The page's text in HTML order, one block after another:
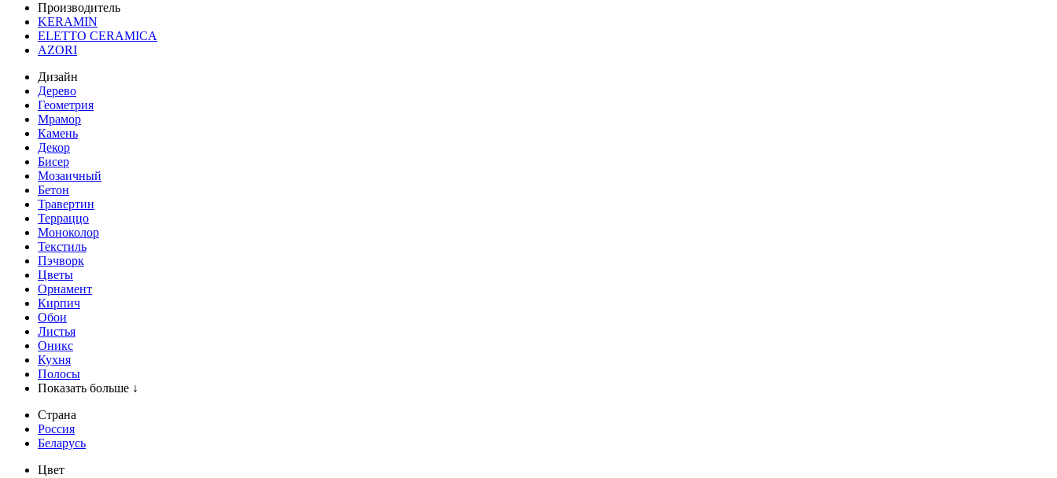
Производитель
KERAMIN
ELETTO CERAMICA
AZORI
Дизайн
Дерево
Геометрия
Мрамор
Камень
Декор
Бисер
Мозаичный
Бетон
Травертин
Терраццо
Моноколор
Текстиль
Пэчворк
Цветы
Орнамент
Кирпич
Обои
Листья
Оникс
Кухня
Полосы
Показать больше ↓
Страна
Россия
Беларусь
Цвет